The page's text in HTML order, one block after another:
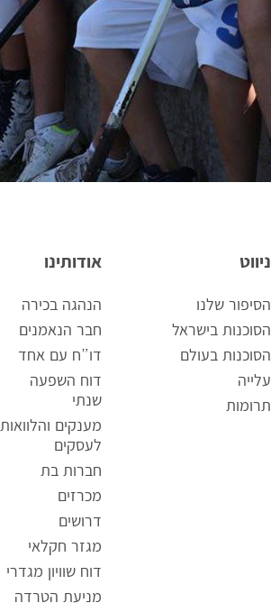
ניווט
הסיפור שלנו
הסוכנות בישראל
הסוכנות בעולם
עלייה
תרומות
אודותינו
הנהגה בכירה
חבר הנאמנים
דו”ח עם אחד
דוח השפעה
שנתי
מענקים והלוואות
לעסקים
חברות בת
מכרזים
דרושים
מגזר חקלאי
דוח שוויון מגדרי
ק
מניעת הטרדה